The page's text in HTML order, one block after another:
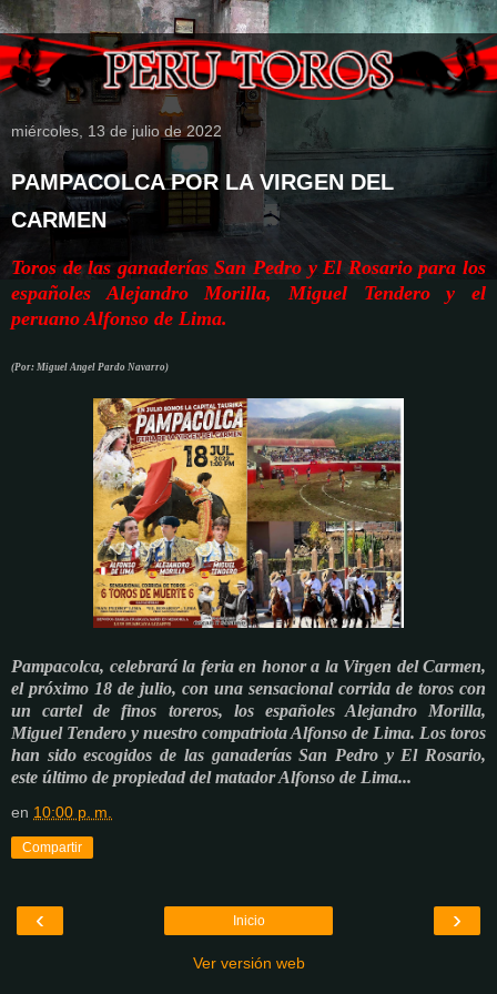
miércoles, 13 de julio de 2022
PAMPACOLCA POR LA VIRGEN DEL
CARMEN
Toros de las ganaderías San Pedro y El Rosario para los
españoles Alejandro Morilla, Miguel Tendero y el
peruano Alfonso de Lima.
(Por: Miguel Angel Pardo Navarro)
Pampacolca, celebrará la feria en honor a la Virgen del Carmen,
el próximo 18 de julio, con una sensacional corrida de toros con
un cartel de finos toreros, los españoles Alejandro Morilla,
Miguel Tendero y nuestro compatriota Alfonso de Lima. Los toros
han sido escogidos de las ganaderías San Pedro y El Rosario,
este último de propiedad del matador Alfonso de Lima...
en 10:00 p. m.
Compartir
‹ ›
Inicio
Ver versión web